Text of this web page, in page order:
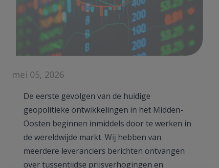
mei 05, 2026
De eerste gevolgen van de huidige
geopolitieke ontwikkelingen in het Midden-
Oosten beginnen inmiddels door te werken in
de wereldwijde markt. Wij hebben van
meerdere leveranciers berichten ontvangen
over tussentijdse prijsverhogingen en